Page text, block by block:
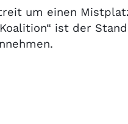
um einen
ist der